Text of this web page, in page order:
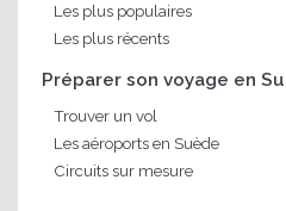
Les plus populaires
Les plus récents
Préparer son voyage en
Trouver un vol
Les aéroports en Suède
Circuits sur mesure